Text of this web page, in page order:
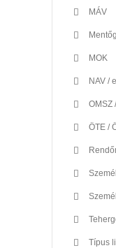
MÁV
MOK
NAV /
OMSZ
ÖTE /
Típus